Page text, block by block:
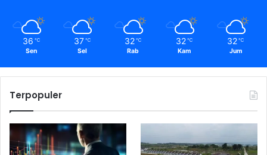
36 ℃
Sen
37 ℃
Sel
32 ℃
Rab
32 ℃
Kam
32 ℃
Jum
Terpopuler